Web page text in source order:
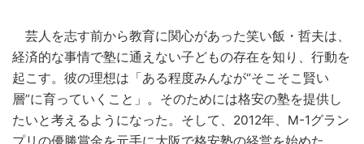
芸人を志す前から教育に関心があった笑い飯・哲夫は、
経済的な事情で塾に通えない子どもの存在を知り、行動を
起こす。彼の理想は「ある程度みんなが“そこそこ賢い
層”に育っていくこと」。そのためには格安の塾を提供し
たいと考えるようになった。そして、2012年、M-1グラン